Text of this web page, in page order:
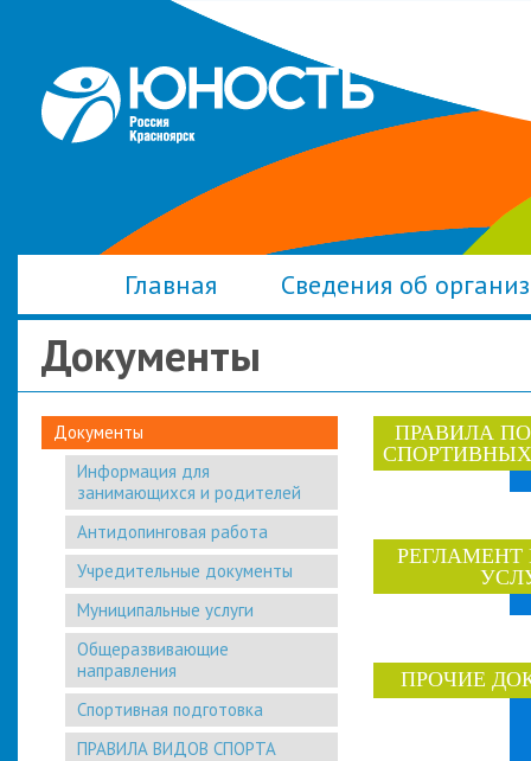
Главная Сведения об
Документы
Документы
Информация для
занимающихся и родителей
Антидопинговая работа
Учредительные документы
Муниципальные услуги
Общеразвивающие
направления
Спортивная подготовка
ПРАВИЛА ВИДОВ СПОРТА
ПРАВИЛА
ПРОЧИЕ